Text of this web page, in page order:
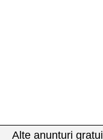
Alte anunturi